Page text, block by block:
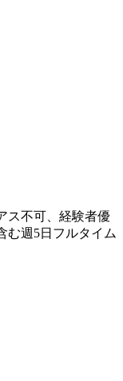
ス不可、経験者優
む週5日フルタイム